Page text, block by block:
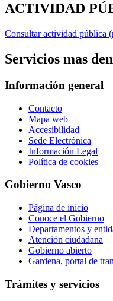
ACTIVIDAD
Consultar actividad pública
Servicios mas
Información general
Contacto
Mapa web
Accesibilidad
Sede Electrónica
Información Legal
Política de cookies
Gobierno Vasco
Página de inicio
Conoce el Gobierno
Departamentos y
Atención ciudadana
Gobierno abierto
Gardena, portal de
Trámites y servicios